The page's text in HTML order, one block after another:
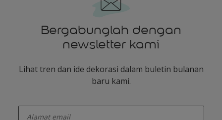
Bergabunglah dengan
newsletter kami
Lihat tren dan ide dekorasi dalam buletin bulanan
baru kami.